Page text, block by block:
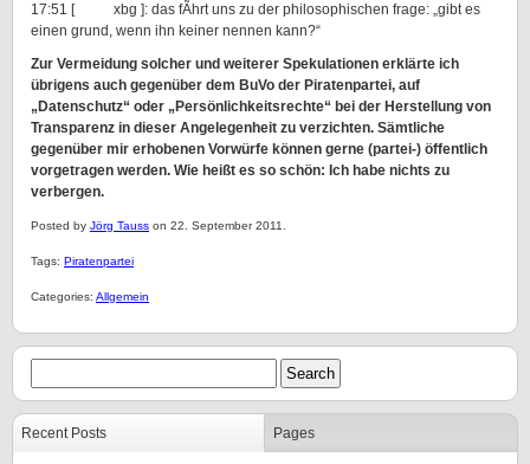
17:51 [ xbg ]: das fÃhrt uns zu der philosophischen frage: „gibt es
einen grund, wenn ihn keiner nennen kann?“
Zur Vermeidung solcher und weiterer Spekulationen erklärte ich
übrigens auch gegenüber dem BuVo der Piratenpartei, auf
„Datenschutz“ oder „Persönlichkeitsrechte“ bei der Herstellung von
Transparenz in dieser Angelegenheit zu verzichten. Sämtliche
gegenüber mir erhobenen Vorwürfe können gerne (partei-) öffentlich
vorgetragen werden. Wie heißt es so schön: Ich habe nichts zu
verbergen.
Posted by Jörg Tauss on 22. September 2011.
Tags: Piratenpartei
Categories: Allgemein
Recent Posts Pages